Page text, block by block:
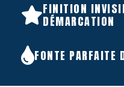
FINITION
DÉMARCATION
FONTE PARFAITE